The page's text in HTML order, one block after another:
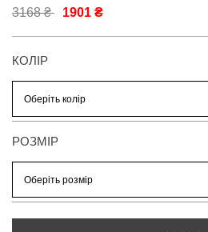
3168 ₴ 1901 ₴
КОЛІР
РОЗМІР